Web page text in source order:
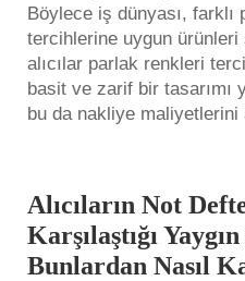
Böylece iş dünyası,
tercihlerine uygun ürünleri
alıcılar parlak renkleri
basit ve zarif bir tasarımı
bu da nakliye maliyetlerini
Alıcıların Not
Karşılaştığı
Bunlardan Nasıl